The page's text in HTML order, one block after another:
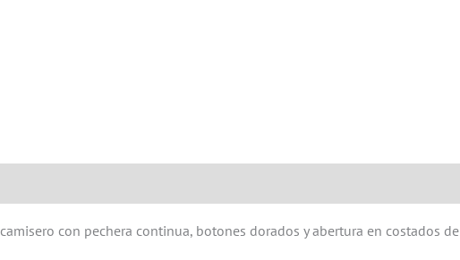
con pechera continua, botones dorados y abertura en costados de